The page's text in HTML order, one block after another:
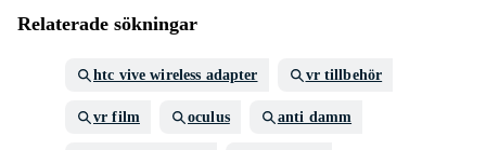
Relaterade sökningar
htc vive wireless adapter vr tillbehör
vr film oculus anti damm